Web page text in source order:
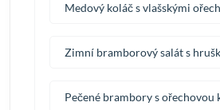
Medový koláč s vlašskými
Zimní bramborový salát s
Pečené brambory s ořechovou